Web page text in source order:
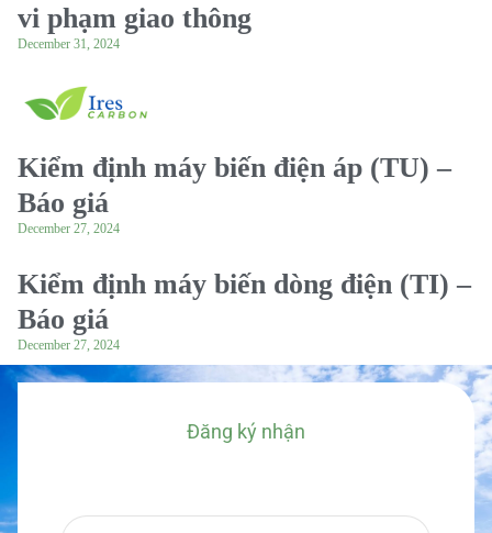
vi phạm giao thông
December 31, 2024
Kiểm định máy biến điện áp (TU) –
Báo giá
December 27, 2024
Kiểm định máy biến dòng điện (TI) –
Báo giá
December 27, 2024
Đăng ký nhận